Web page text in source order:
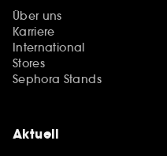
Über uns
Karriere
International
Stores
Sephora Stands
Aktuell